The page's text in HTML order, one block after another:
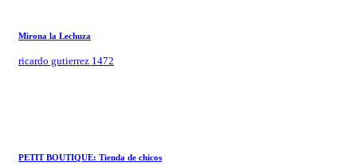
Mirona la Lechuza
ricardo gutierrez 1472
PETIT BOUTIQUE: Tienda de chicos